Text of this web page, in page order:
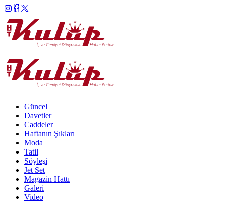
Güncel
Davetler
Caddeler
Haftanın Şıkları
Moda
Tatil
Söyleşi
Jet Set
Magazin Hattı
Galeri
Video